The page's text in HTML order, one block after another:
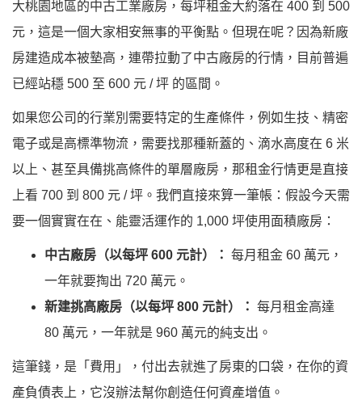
大桃園地區的中古工業廠房，每坪租金大約落在 400 到 500
元，這是一個大家相安無事的平衡點。但現在呢？因為新廠
房建造成本被墊高，連帶拉動了中古廠房的行情，目前普遍
已經站穩 500 至 600 元 / 坪 的區間。
如果您公司的行業別需要特定的生產條件，例如生技、精密
電子或是高標準物流，需要找那種新蓋的、滴水高度在 6 米
以上、甚至具備挑高條件的單層廠房，那租金行情更是直接
上看 700 到 800 元 / 坪 。我們直接來算一筆帳：假設今天需
要一個實實在在、能靈活運作的 1,000 坪使用面積廠房：
中古廠房（以每坪 600 元計）： 每月租金 60 萬元，
一年就要掏出 720 萬元。
新建挑高廠房（以每坪 800 元計）： 每月租金高達
80 萬元，一年就是 960 萬元的純支出。
這筆錢，是「費用」，付出去就進了房東的口袋，在你的資
產負債表上，它沒辦法幫你創造任何資產增值。